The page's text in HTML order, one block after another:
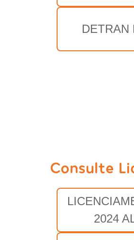
DETRAN
Consulte
2024